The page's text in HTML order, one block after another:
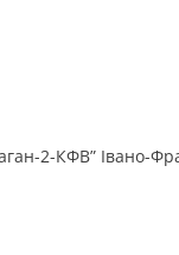
2-КФВ” Івано-